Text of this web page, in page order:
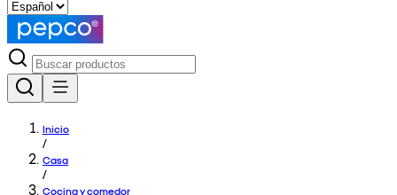
Inicio
/
Casa
/
Cocina y comedor